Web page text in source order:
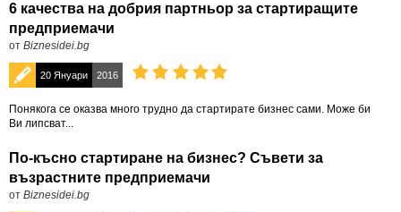
6 качества на добрия партньор за стартиращите
предприемачи
от Biznesidei.bg
20 Януари 2016
Понякога се оказва много трудно да стартирате бизнес сами. Може би
Ви липсват...
По-късно стартиране на бизнес? Съвети за
възрастните предприемачи
от Biznesidei.bg